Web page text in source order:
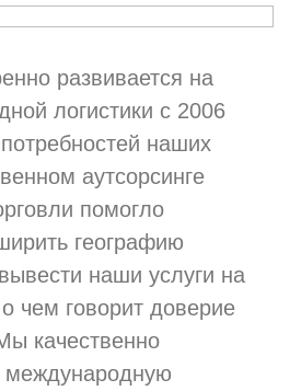
развивается на
логистики с 2006
наших
аутсорсинге
помогло
географию
наши услуги на
чем говорит доверие
качественно
международную